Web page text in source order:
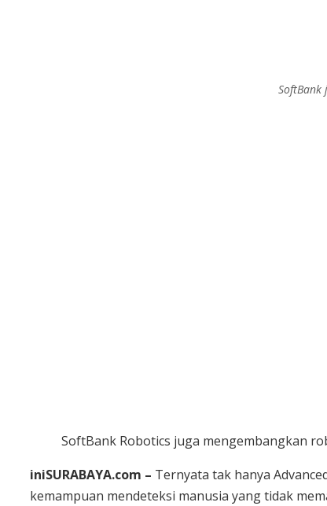
SoftBank
SoftBank Robotics juga mengembangkan
iniSURABAYA.com – Ternyata tak hanya
kemampuan mendeteksi manusia yang tidak